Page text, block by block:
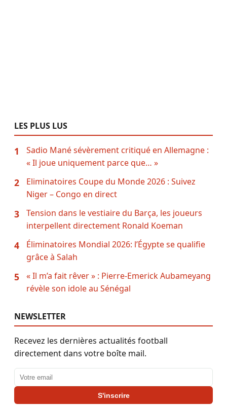
LES PLUS LUS
1
Sadio Mané sévèrement critiqué en Allemagne :
« Il joue uniquement parce que… »
2
Eliminatoires Coupe du Monde 2026 : Suivez
Niger – Congo en direct
3
Tension dans le vestiaire du Barça, les joueurs
interpellent directement Ronald Koeman
4
Éliminatoires Mondial 2026: l’Égypte se qualifie
grâce à Salah
5
« Il m’a fait rêver » : Pierre-Emerick Aubameyang
révèle son idole au Sénégal
NEWSLETTER
Recevez les dernières actualités football
directement dans votre boîte mail.
Adresse email
S'inscrire